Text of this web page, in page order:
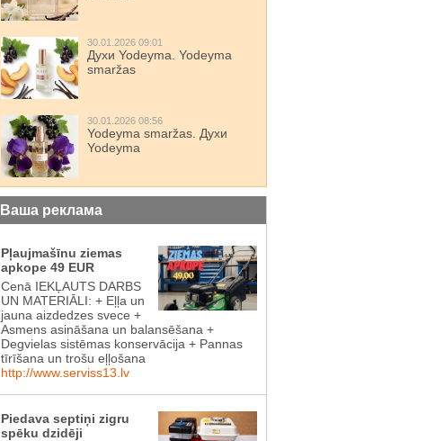
30.01.2026 09:01
Духи Yodeyma. Yodeyma
smaržas
30.01.2026 08:56
Yodeyma smaržas. Духи
Yodeyma
Ваша реклама
Pļaujmašīnu ziemas
apkope 49 EUR
Cenā IEKĻAUTS DARBS
UN MATERIĀLI: + Eļļa un
jauna aizdedzes svece +
Asmens asināšana un balansēšana +
Degvielas sistēmas konservācija + Pannas
tīrīšana un trošu eļļošana
http://www.serviss13.lv
Piedava septiņi zigru
spēku dzidēji